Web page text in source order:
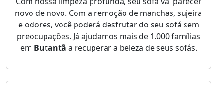
novo de novo. Com a remoção de manchas, sujeira
e odores, você poderá desfrutar do seu sofá sem
preocupações. Já ajudamos mais de 1.000 famílias
em Butantã a recuperar a beleza de seus sofás.